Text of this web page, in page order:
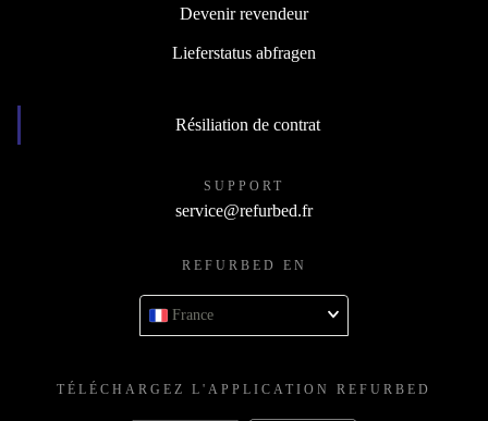
Devenir revendeur
Lieferstatus abfragen
Résiliation de contrat
SUPPORT
service@refurbed.fr
REFURBED EN
France
TÉLÉCHARGEZ L'APPLICATION REFURBED